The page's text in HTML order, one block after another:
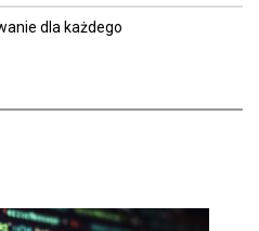
dla każdego